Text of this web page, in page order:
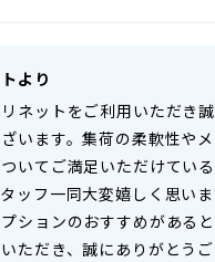
より
ネットをご利用いただき
います。集荷の柔軟性や
いてご満足いただけてい
ッフ一同大変嬉しく思い
ションのおすすめがある
ただき、誠にありがとう